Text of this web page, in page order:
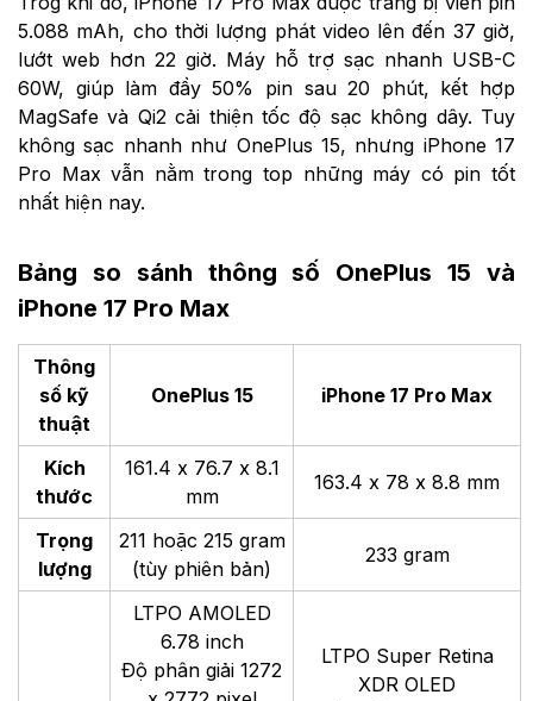
Trog khi đó, iPhone 17 Pro Max được trang bị viên pin
5.088 mAh, cho thời lượng phát video lên đến 37 giờ,
lướt web hơn 22 giờ. Máy hỗ trợ sạc nhanh USB-C
60W, giúp làm đầy 50% pin sau 20 phút, kết hợp
MagSafe và Qi2 cải thiện tốc độ sạc không dây. Tuy
không sạc nhanh như OnePlus 15, nhưng iPhone 17
Pro Max vẫn nằm trong top những máy có pin tốt
nhất hiện nay.
Bảng so sánh thông số OnePlus 15 và
iPhone 17 Pro Max
OnePlus 15 iPhone 17 Pro Max